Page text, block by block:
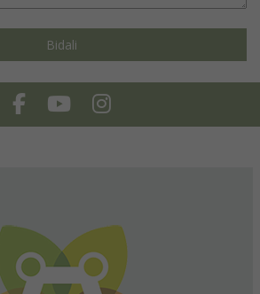
FacebookYoutubeInstagram